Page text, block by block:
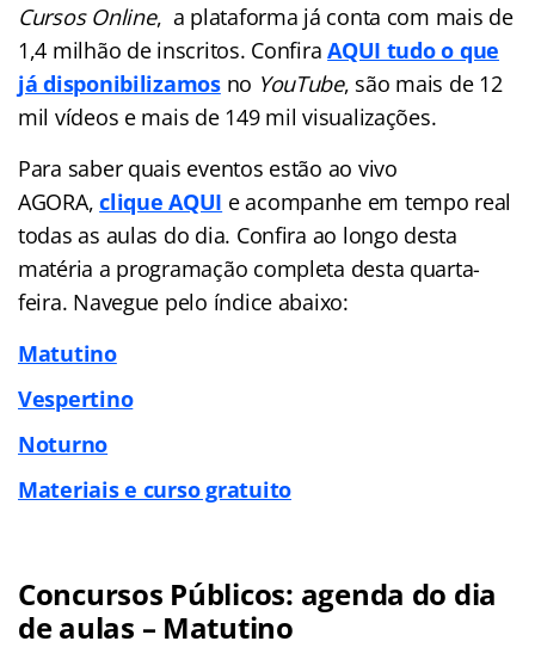
Cursos Online, a plataforma já conta com mais de
1,4 milhão de inscritos. ConfiraAQUI tudo o que
já disponibilizamosno YouTube, são mais de 12
mil vídeos e mais de 149 mil visualizações.
Para saber quais eventos estão ao vivo
AGORA,clique AQUI e acompanhe em tempo real
todas as aulas do dia. Confira ao longo desta
matéria a programação completa desta quarta-
feira. Navegue pelo índice abaixo:
Matutino
Vespertino
Noturno
Materiais e curso gratuito
Concursos Públicos: agenda do dia
de aulas – Matutino